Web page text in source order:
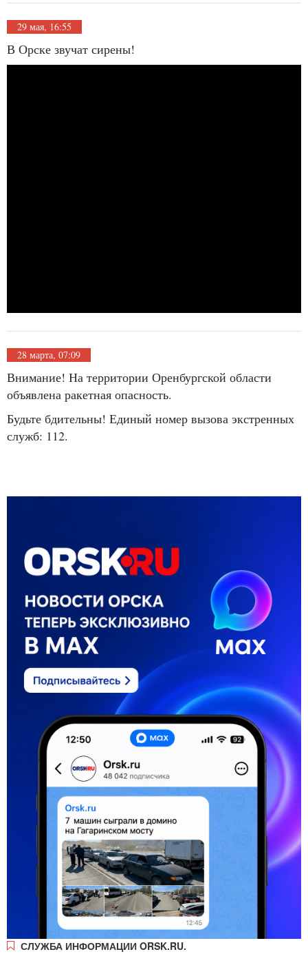
29 мая, 16:55
В Орске звучат сирены!
28 марта, 07:09
Внимание! На территории Оренбургской области
объявлена ракетная опасность.
Будьте бдительны! Единый номер вызова экстренных
служб: 112.
СЛУЖБА ИНФОРМАЦИИ ORSK.RU.